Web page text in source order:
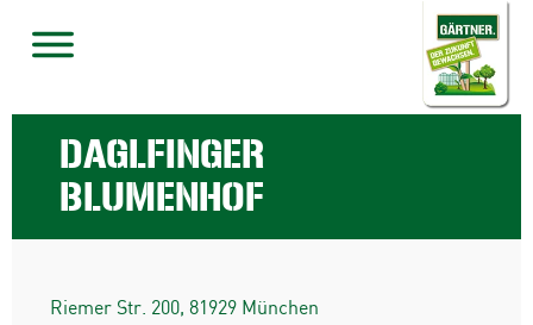
DAGLFINGER
BLUMENHOF
Riemer Str. 200, 81929 München